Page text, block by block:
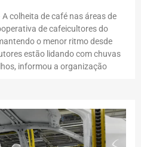
A colheita de café nas áreas de
de cafeicultores do
o menor ritmo desde
estão lidando com chuvas
informou a organização